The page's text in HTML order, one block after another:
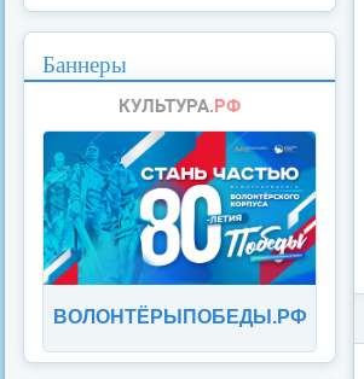
Баннеры
ВОЛОНТЁРЫПОБЕДЫ.РФ